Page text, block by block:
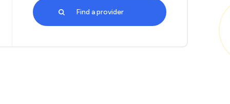
Find a provider